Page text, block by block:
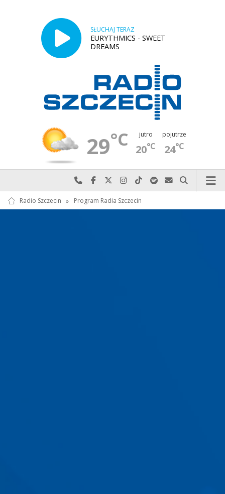
SŁUCHAJ TERAZ
EURYTHMICS - SWEET
DREAMS
29°C jutro
20°C
pojutrze
24°C
Najlepiej po prostu do nas zadzwoń
Odwiedź nas na Facebook-u
Odwiedź nas na X
Odwiedź nas na Instagram-ie
Odwiedź nas na TikTok-u
Szukaj nas na Spotify
Wyślij do nas
Szukaj
Radio Szczecin » Program Radia Szczecin